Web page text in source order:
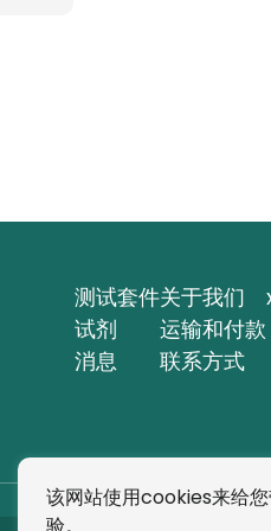
测试套件
试剂
消息
关于我们
运输和付款
联系方式
该网站使用cookies来给